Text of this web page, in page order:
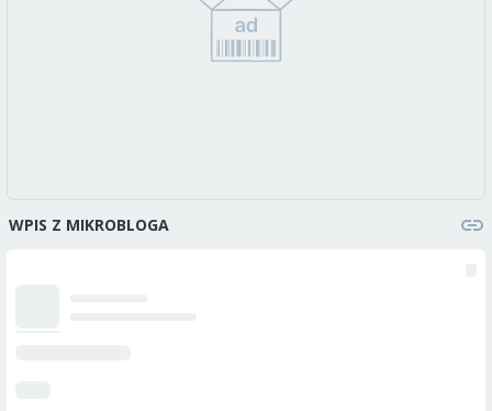
WPIS Z MIKROBLOGA